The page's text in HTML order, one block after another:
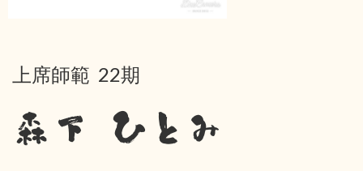
上席師範 22期
森下 ひとみ